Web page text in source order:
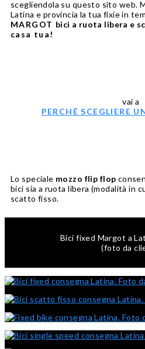
scegliendola su questo sito web.
Latina e provincia la tua fixie in
MARGOT bici a ruota libera e
casa tua!
vai a
PERCHÉ SCEGLIERE
Lo speciale mozzo flip flop
bici sia a ruota libera (modalità in
scatto fisso.
Bici fixed Margot a
(foto da